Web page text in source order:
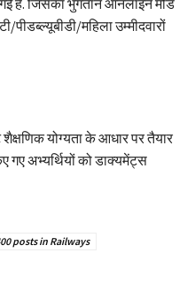
महिला उम्मीदवारों
योग्यता के आधार पर तैयार
गए अभ्यर्थियों को डाक्यमेंट्स
posts in Railways